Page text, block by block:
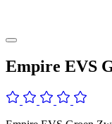
Empire EVS Groen